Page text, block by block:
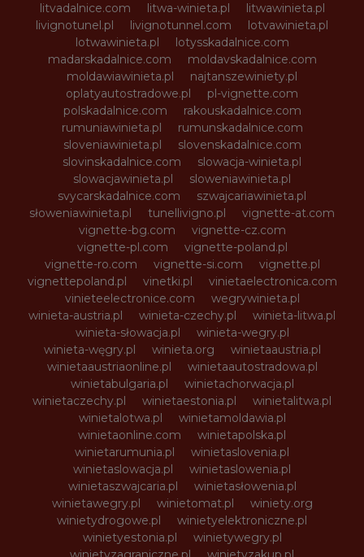
litvadalnice.com
litwa-winieta.pl
litwawinieta.pl
livignotunel.pl
livignotunnel.com
lotvawinieta.pl
lotwawinieta.pl
lotysskadalnice.com
madarskadalnice.com
moldavskadalnice.com
moldawiawinieta.pl
najtanszewiniety.pl
oplatyautostradowe.pl
pl-vignette.com
polskadalnice.com
rakouskadalnice.com
rumuniawinieta.pl
rumunskadalnice.com
sloveniawinieta.pl
slovenskadalnice.com
slovinskadalnice.com
slowacja-winieta.pl
slowacjawinieta.pl
sloweniawinieta.pl
svycarskadalnice.com
szwajcariawinieta.pl
słoweniawinieta.pl
tunellivigno.pl
vignette-at.com
vignette-bg.com
vignette-cz.com
vignette-pl.com
vignette-poland.pl
vignette-ro.com
vignette-si.com
vignette.pl
vignettepoland.pl
vinetki.pl
vinietaelectronica.com
vinieteelectronice.com
wegrywinieta.pl
winieta-austria.pl
winieta-czechy.pl
winieta-litwa.pl
winieta-słowacja.pl
winieta-wegry.pl
winieta-węgry.pl
winieta.org
winietaaustria.pl
winietaaustriaonline.pl
winietaautostradowa.pl
winietabulgaria.pl
winietachorwacja.pl
winietaczechy.pl
winietaestonia.pl
winietalitwa.pl
winietalotwa.pl
winietamoldawia.pl
winietaonline.com
winietapolska.pl
winietarumunia.pl
winietaslovenia.pl
winietaslowacja.pl
winietaslowenia.pl
winietaszwajcaria.pl
winietasłowenia.pl
winietawegry.pl
winietomat.pl
winiety.org
winietydrogowe.pl
winietyelektroniczne.pl
winietyestonia.pl
winietywegry.pl